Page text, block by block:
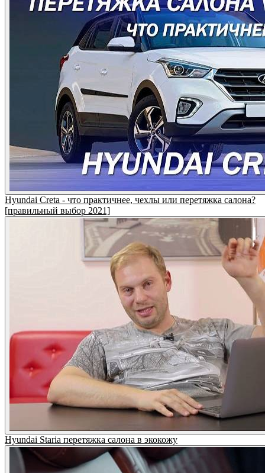
Hyundai Creta - что практичнее, чехлы или перетяжка салона?
[правильный выбор 2021]
Hyundai Staria перетяжка салона в экокожу